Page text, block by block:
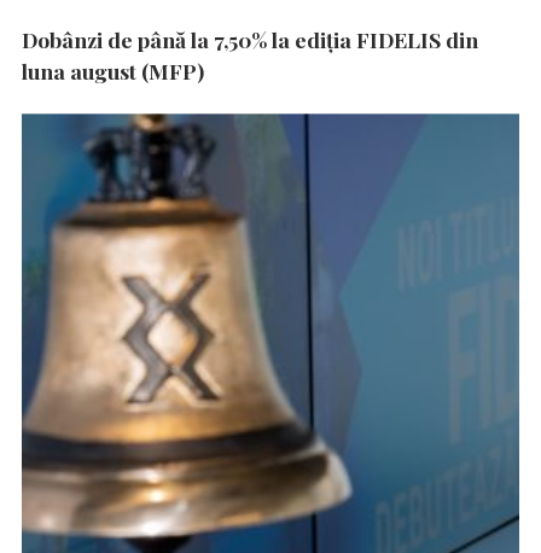
Dobânzi de până la 7,50% la ediția FIDELIS din
luna august (MFP)